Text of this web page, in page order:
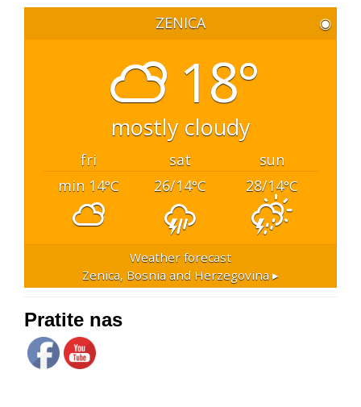
ZENICA ◉
18°
mostly cloudy
fri sat
sun
min 14°C 26/14°C 28/14°C
Weather forecast
Zenica, Bosnia and Herzegovina ▸
Pratite nas